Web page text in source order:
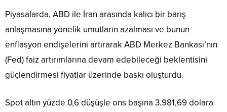
Piyasalarda, ABD ile İran arasında kalıcı bir barış
anlaşmasına yönelik umutların azalması ve bunun
enflasyon endişelerini artırarak ABD Merkez Bankası’nın
(Fed) faiz artırımlarına devam edebileceği beklentisini
güçlendirmesi fiyatlar üzerinde baskı oluşturdu.
Spot altın yüzde 0,6 düşüşle ons başına 3.981,69 dolara